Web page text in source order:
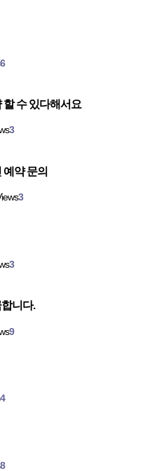
6
수 있다해서요
3
예약 문의
3
3
니다.
9
4
8